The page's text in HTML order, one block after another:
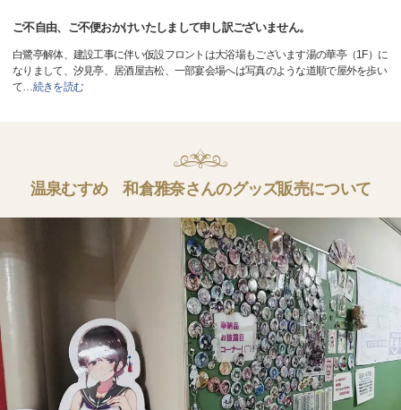
ご不自由、ご不便おかけいたしまして申し訳ございません。
白鷺亭解体、建設工事に伴い仮設フロントは大浴場もございます湯の華亭（1F）に
なりまして、汐見亭、居酒屋吉松、一部宴会場へは写真のような道順で屋外を歩い
て…続きを読む
温泉むすめ 和倉雅奈さんのグッズ販売について